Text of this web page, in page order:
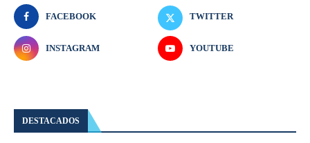
FACEBOOK TWITTER
INSTAGRAM YOUTUBE
DESTACADOS